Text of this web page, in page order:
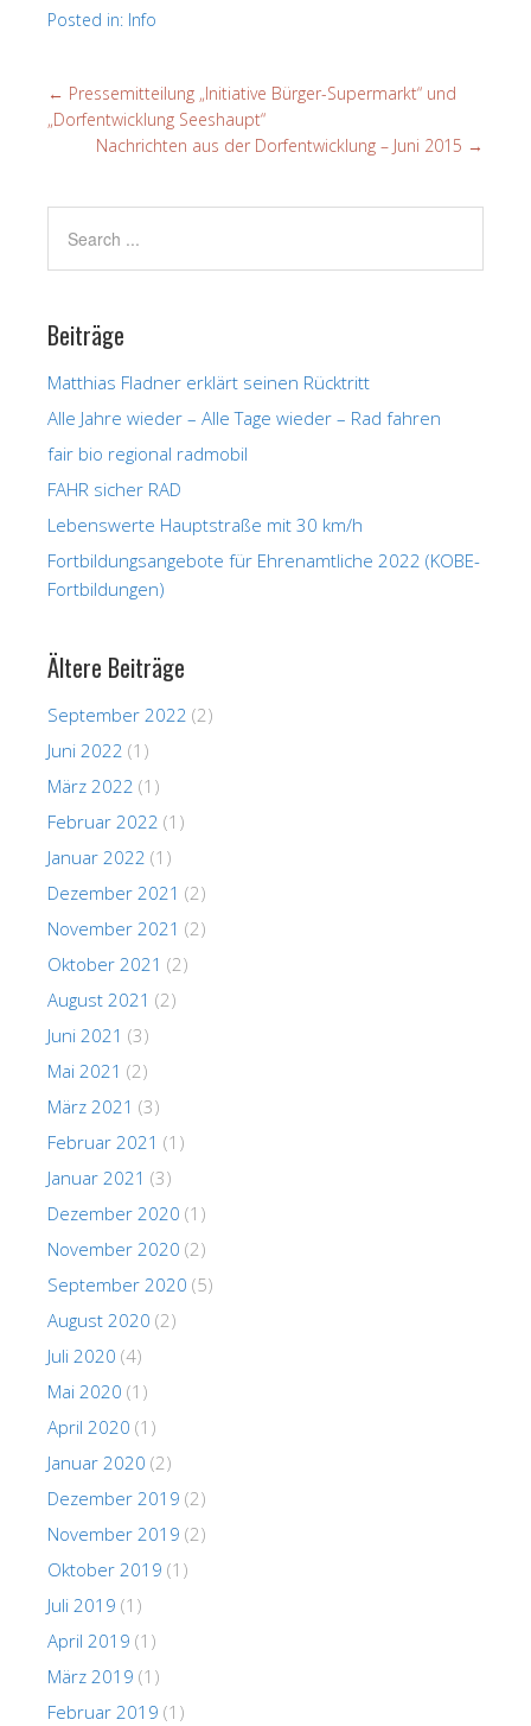
Posted in: Info
← Pressemitteilung „Initiative Bürger-Supermarkt“ und
„Dorfentwicklung Seeshaupt“
Nachrichten aus der Dorfentwicklung – Juni 2015 →
Beiträge
Matthias Fladner erklärt seinen Rücktritt
Alle Jahre wieder – Alle Tage wieder – Rad fahren
fair bio regional radmobil
FAHR sicher RAD
Lebenswerte Hauptstraße mit 30 km/h
Fortbildungsangebote für Ehrenamtliche 2022 (KOBE-
Fortbildungen)
Ältere Beiträge
September 2022 (2)
Juni 2022 (1)
März 2022 (1)
Februar 2022 (1)
Januar 2022 (1)
Dezember 2021 (2)
November 2021 (2)
Oktober 2021 (2)
August 2021 (2)
Juni 2021 (3)
Mai 2021 (2)
März 2021 (3)
Februar 2021 (1)
Januar 2021 (3)
Dezember 2020 (1)
November 2020 (2)
September 2020 (5)
August 2020 (2)
Juli 2020 (4)
Mai 2020 (1)
April 2020 (1)
Januar 2020 (2)
Dezember 2019 (2)
November 2019 (2)
Oktober 2019 (1)
Juli 2019 (1)
April 2019 (1)
März 2019 (1)
Februar 2019 (1)